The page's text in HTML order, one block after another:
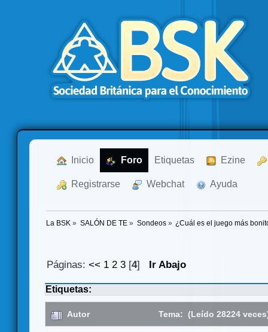
Inicio Foro Etiquetas Ezine
Registrarse Webchat Ayuda
La BSK » SALÓN DE TE » Sondeos» ¿Cuál es el juego más
Páginas:<< 1 2 3 [4] Ir Abajo
Etiquetas:
Autor Tema: (Leído 28224